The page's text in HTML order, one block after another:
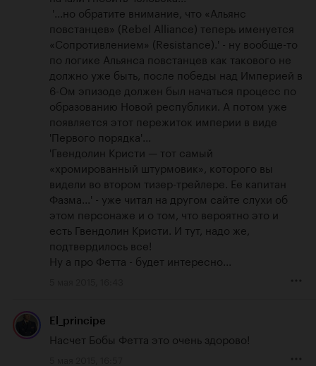
повстанцев» (Rebel Alliance) теперь именуется
«Сопротивлением» (Resistance).' - ну вообще-то
по логике Альянса повстанцев как такового не
должно уже быть, после победы над Империей в
6-Ом эпизоде должен был начаться процесс по
образованию Новой республики. А потом уже
появляется этот пережиток империи в виде
'Первого порядка'...
'Гвендолин Кристи — тот самый
«хромированный штурмовик», которого вы
видели во втором тизер-трейлере. Ее капитан
Фазма...' - уже читал на другом сайте слухи об
этом персонаже и о том, что вероятно это и
есть Гвендолин Кристи. И тут, надо же,
подтвердилось все!
Ну а про Фетта - будет интересно...
El_principe
Насчет Бобы Фетта это очень здорово!